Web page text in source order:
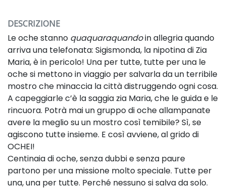
DESCRIZIONE
Le oche stanno quaquaraquandoin allegria quando
arriva una telefonata: Sigismonda, la nipotina di Zia
Maria, è in pericolo! Una per tutte, tutte per una le
oche si mettono in viaggio per salvarla da un terribile
mostro che minaccia la città distruggendo ogni cosa.
A capeggiarle c’è la saggia zia Maria, che le guida e le
rincuora. Potrà mai un gruppo di oche allampanate
avere la meglio su un mostro così temibile? Sì, se
agiscono tutte insieme. E così avviene, al grido di
OCHEI!
Centinaia di oche, senza dubbi e senza paure
partono per una missione molto speciale. Tutte per
una, una per tutte. Perché nessuno si salva da solo.